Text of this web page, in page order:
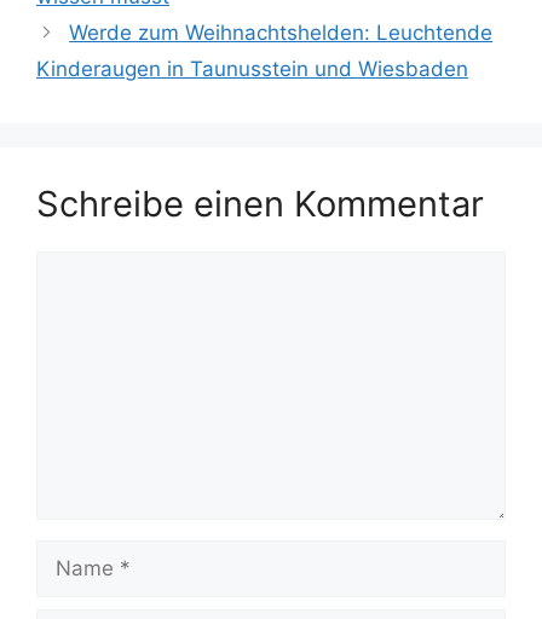
Werde zum Weihnachtshelden: Leuchtende
Kinderaugen in Taunusstein und Wiesbaden
Schreibe einen Kommentar
Name